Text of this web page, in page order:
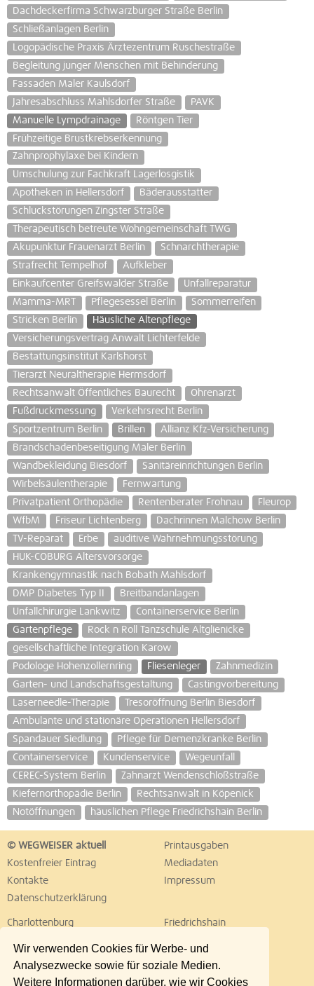
Wir verwenden Cookies für Werbe- und
Analysezwecke sowie für soziale Medien.
Weitere Informationen darüber, wie wir Cookies
Dachdeckerfirma Schwarzburger Straße Berlin
Schließanlagen Berlin
Logopädische Praxis Ärztezentrum Ruschestraße
Begleitung junger Menschen mit Behinderung
Fassaden Maler Kaulsdorf
Jahresabschluss Mahlsdorfer Straße
PAVK
Manuelle Lympdrainage
Röntgen Tier
Frühzeitige Brustkrebserkennung
Zahnprophylaxe bei Kindern
Umschulung zur Fachkraft Lagerlosgistik
Apotheken in Hellersdorf
Bäderausstatter
Schluckstörungen Zingster Straße
Therapeutisch betreute Wohngemeinschaft TWG
Akupunktur Frauenarzt Berlin
Schnarchtherapie
Strafrecht Tempelhof
Aufkleber
Einkaufcenter Greifswalder Straße
Unfallreparatur
Mamma-MRT
Pflegesessel Berlin
Sommerreifen
Stricken Berlin
Häusliche Altenpflege
Versicherungsvertrag Anwalt Lichterfelde
Bestattungsinstitut Karlshorst
Tierarzt Neuraltherapie Hermsdorf
Rechtsanwalt Öffentliches Baurecht
Ohrenarzt
Fußdruckmessung
Verkehrsrecht Berlin
Sportzentrum Berlin
Brillen
Allianz Kfz-Versicherung
Brandschadenbeseitigung Maler Berlin
Wandbekleidung Biesdorf
Sanitäreinrichtungen Berlin
Wirbelsäulentherapie
Fernwartung
Privatpatient Orthopädie
Rentenberater Frohnau
Fleurop
WfbM
Friseur Lichtenberg
Dachrinnen Malchow Berlin
TV-Reparat
Erbe
auditive Wahrnehmungsstörung
HUK-COBURG Altersvorsorge
Krankengymnastik nach Bobath Mahlsdorf
DMP Diabetes Typ II
Breitbandanlagen
Unfallchirurgie Lankwitz
Containerservice Berlin
Gartenpflege
Rock n Roll Tanzschule Altglienicke
gesellschaftliche Integration Karow
Podologe Hohenzollernring
Fliesenleger
Zahnmedizin
Garten- und Landschaftsgestaltung
Castingvorbereitung
Laserneedle-Therapie
Tresoröffnung Berlin Biesdorf
Ambulante und stationäre Operationen Hellersdorf
Spandauer Siedlung
Pflege für Demenzkranke Berlin
Containerservice
Kundenservice
Wegeunfall
CEREC-System Berlin
Zahnarzt Wendenschloßstraße
Kiefernorthopädie Berlin
Rechtsanwalt in Köpenick
Notöffnungen
häuslichen Pflege Friedrichshain Berlin
© WEGWEISER aktuell
Printausgaben
Kostenfreier Eintrag
Mediadaten
Kontakte
Impressum
Datenschutzerklärung
Charlottenburg
Friedrichshain
Lichtenberg
Marzahn